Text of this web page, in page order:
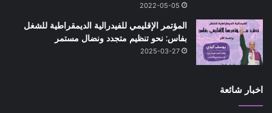
2022-05-05
المؤتمر الإقليمي للفيدرالية الديمقراطية للشغل
بفاس: نحو تنظيم متجدد ونضال مستمر
2025-03-27
اخبار شائعة